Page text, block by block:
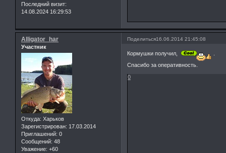
Последний визит:
14.08.2024 16:29:53
Поделиться16.06.2014 21:45:08
Alligator_har
Участник
Откуда: Харьков
Зарегистрирован: 17.03.2014
Приглашений: 0
Сообщений: 48
Уважение: +60
Кормушки получил,
Спасибо за оперативность.
0